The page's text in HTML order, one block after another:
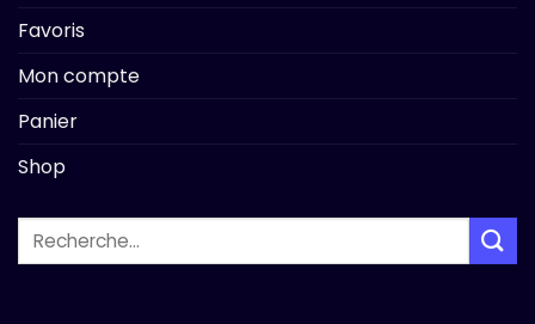
Favoris
Mon compte
Panier
Shop
Recherche
pour :